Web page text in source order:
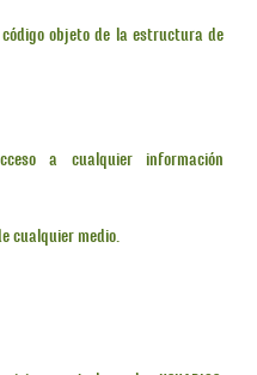
objeto de la estructura de
a cualquier información
cualquier medio.